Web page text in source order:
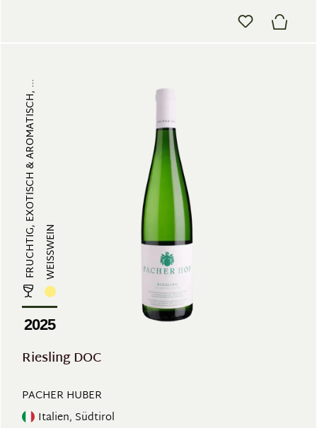
FRUCHTIG, EXOTISCH & AROMATISCH, ... WEISSWEIN
2025
Riesling DOC
PACHER HUBER
Italien, Südtirol